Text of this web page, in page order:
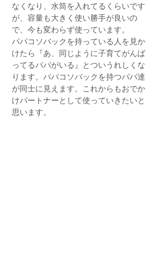
なくなり、水筒を入れてるくらいです
が、容量も大きく使い勝手が良いの
で、今も変わらず使っています。
パパコソバックを持っている人を見か
けたら『あ、同じように子育てがんば
ってるパパがいる』とついうれしくな
ります。パパコソバックを持つパパ達
が同士に見えます。これからもおでか
けパートナーとして使っていきたいと
思います。